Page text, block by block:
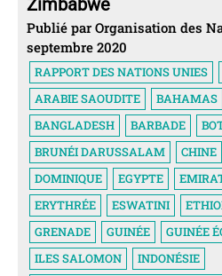
Zimbabwe
Publié par Organisation des
septembre 2020
RAPPORT DES NATIONS UNIES
ARABIE SAOUDITE
BAHAMAS
BANGLADESH
BARBADE
BRUNÉI DARUSSALAM
CHINE
DOMINIQUE
EGYPTE
ERYTHRÉE
ESWATINI
GRENADE
GUINÉE GUINÉE
ILES SALOMON
INDONÉSIE